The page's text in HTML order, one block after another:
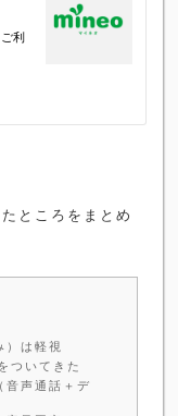
ところをまとめ
）は軽視
ついてきた
音声通話＋デ